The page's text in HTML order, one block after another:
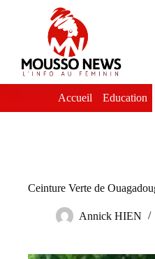
Accueil Education
Ceinture Verte de
Annick HIEN